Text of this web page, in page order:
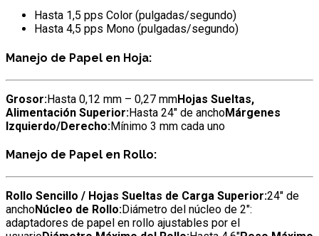
Hasta 1,5 pps Color (pulgadas/segundo)
Hasta 4,5 pps Mono (pulgadas/segundo)
Manejo de Papel en Hoja:
Grosor:Hasta 0,12 mm – 0,27 mmHojas Sueltas,
Alimentación Superior:Hasta 24″ de anchoMárgenes
Izquierdo/Derecho:Mínimo 3 mm cada uno
Manejo de Papel en Rollo:
Rollo Sencillo / Hojas Sueltas de Carga Superior:24″ de
anchoNúcleo de Rollo:Diámetro del núcleo de 2″:
adaptadores de papel en rollo ajustables por el